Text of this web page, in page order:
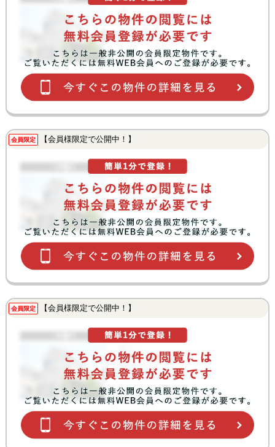
会員限定 【会員様限定で公開中！】
会員限定 【会員様限定で公開中！】